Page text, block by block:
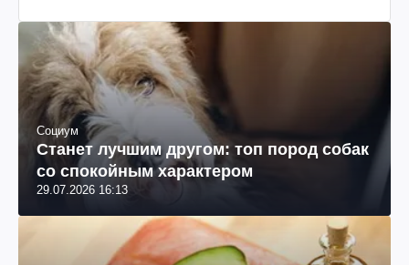
Социум
Станет лучшим другом: топ пород собак
со спокойным характером
29.07.2026 16:13